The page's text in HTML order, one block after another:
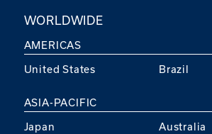
WORLDWIDE
AMERICAS
United States
Brazil
ASIA-PACIFIC
Japan
Australia